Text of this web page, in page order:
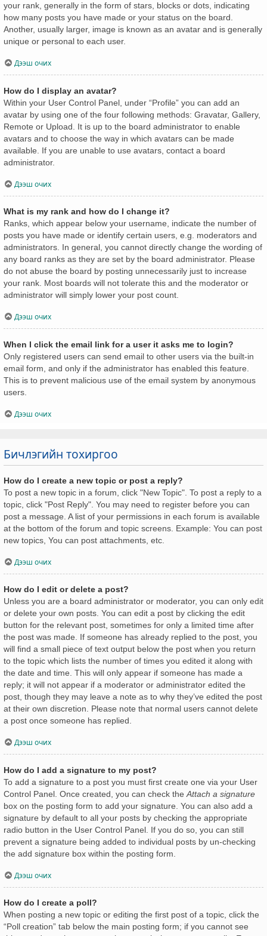
your rank, generally in the form of stars, blocks or dots, indicating
how many posts you have made or your status on the board.
Another, usually larger, image is known as an avatar and is generally
unique or personal to each user.
Дээш очих
How do I display an avatar?
Within your User Control Panel, under “Profile” you can add an
avatar by using one of the four following methods: Gravatar, Gallery,
Remote or Upload. It is up to the board administrator to enable
avatars and to choose the way in which avatars can be made
available. If you are unable to use avatars, contact a board
administrator.
Дээш очих
What is my rank and how do I change it?
Ranks, which appear below your username, indicate the number of
posts you have made or identify certain users, e.g. moderators and
administrators. In general, you cannot directly change the wording of
any board ranks as they are set by the board administrator. Please
do not abuse the board by posting unnecessarily just to increase
your rank. Most boards will not tolerate this and the moderator or
administrator will simply lower your post count.
Дээш очих
When I click the email link for a user it asks me to login?
Only registered users can send email to other users via the built-in
email form, and only if the administrator has enabled this feature.
This is to prevent malicious use of the email system by anonymous
users.
Дээш очих
Бичлэгийн тохиргоо
How do I create a new topic or post a reply?
To post a new topic in a forum, click "New Topic". To post a reply to a
topic, click "Post Reply". You may need to register before you can
post a message. A list of your permissions in each forum is available
at the bottom of the forum and topic screens. Example: You can post
new topics, You can post attachments, etc.
Дээш очих
How do I edit or delete a post?
Unless you are a board administrator or moderator, you can only edit
or delete your own posts. You can edit a post by clicking the edit
button for the relevant post, sometimes for only a limited time after
the post was made. If someone has already replied to the post, you
will find a small piece of text output below the post when you return
to the topic which lists the number of times you edited it along with
the date and time. This will only appear if someone has made a
reply; it will not appear if a moderator or administrator edited the
post, though they may leave a note as to why they’ve edited the post
at their own discretion. Please note that normal users cannot delete
a post once someone has replied.
Дээш очих
How do I add a signature to my post?
To add a signature to a post you must first create one via your User
Control Panel. Once created, you can check the Attach a signature
box on the posting form to add your signature. You can also add a
signature by default to all your posts by checking the appropriate
radio button in the User Control Panel. If you do so, you can still
prevent a signature being added to individual posts by un-checking
the add signature box within the posting form.
Дээш очих
How do I create a poll?
When posting a new topic or editing the first post of a topic, click the
“Poll creation” tab below the main posting form; if you cannot see